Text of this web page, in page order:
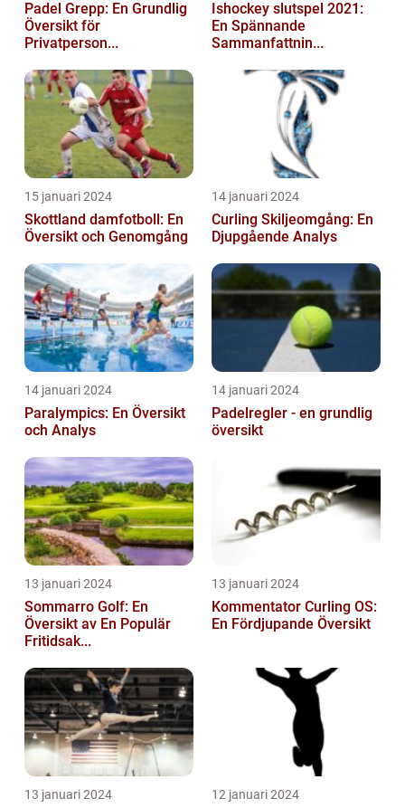
Padel Grepp: En Grundlig
Översikt för
Privatperson...
Ishockey slutspel 2021:
En Spännande
Sammanfattnin...
15 januari 2024
Skottland damfotboll: En
Översikt och Genomgång
14 januari 2024
Curling Skiljeomgång: En
Djupgående Analys
14 januari 2024
Paralympics: En Översikt
och Analys
14 januari 2024
Padelregler - en grundlig
översikt
13 januari 2024
Sommarro Golf: En
Översikt av En Populär
Fritidsak...
13 januari 2024
Kommentator Curling OS:
En Fördjupande Översikt
13 januari 2024 12 januari 2024